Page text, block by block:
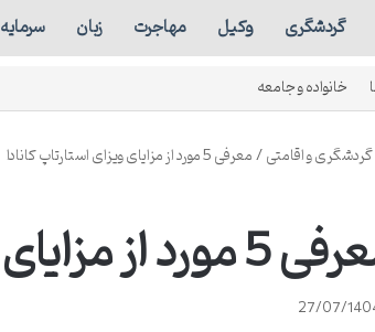
گردشگری وکیل مهاجرت زبان سرمایه
خانواده و جامعه
گردشگری و اقامتی/معرفی 5 مورد از مزایای ویزای استارتاپ کانادا
مزایای ویزای استارتاپ کانادا
27/07/